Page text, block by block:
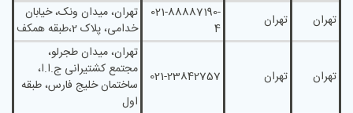
تهران تهران
021-88887190-
4
تهران، میدان ونک، خیابان
خدامی، پلاک 2،طبقه همکف
تهران تهران 021-23842757
تهران، ميدان طجرلو،
مجتمع کشتيرانی ج.ا.ا،
ساختمان خلیج فارس، طبقه
اول